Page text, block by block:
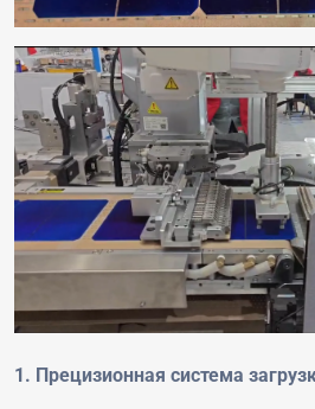
1. Прецизионная система